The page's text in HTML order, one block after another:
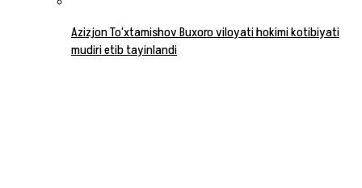
Azizjon To‘xtamishov Buxoro viloyati hokimi kotibiyati
mudiri etib tayinlandi